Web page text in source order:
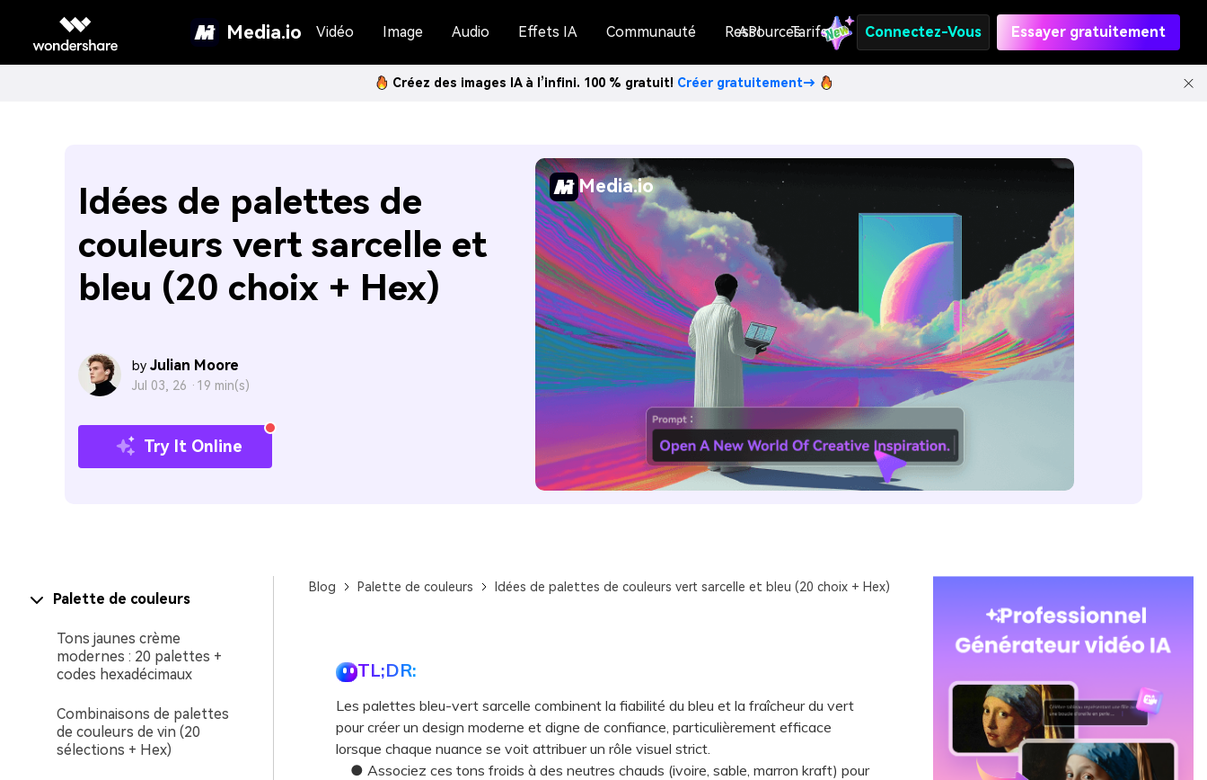
Media.io Vidéo Image Audio Effets IA Communauté Ressources
API Tarifs Connectez-Vous Essayer gratuitement
Créez des images IA à l’infini. 100 % gratuit! Créer gratuitement→
Idées de palettes de
couleurs vert sarcelle et
bleu (20 choix + Hex)
by Julian Moore
Jul 03, 26 · 19 min(s)
Try It Online
Media.io
Palette de couleurs
Tons jaunes crème
modernes : 20 palettes +
codes hexadécimaux
Combinaisons de palettes
de couleurs de vin (20
sélections + Hex)
Blog Palette de couleurs Idées de palettes de couleurs vert sarcelle et bleu (20 choix + Hex)
TL;DR:
Les palettes bleu-vert sarcelle combinent la fiabilité du bleu et la fraîcheur du vert
pour créer un design moderne et digne de confiance, particulièrement efficace
lorsque chaque nuance se voit attribuer un rôle visuel strict.
● Associez ces tons froids à des neutres chauds (ivoire, sable, marron kraft) pour